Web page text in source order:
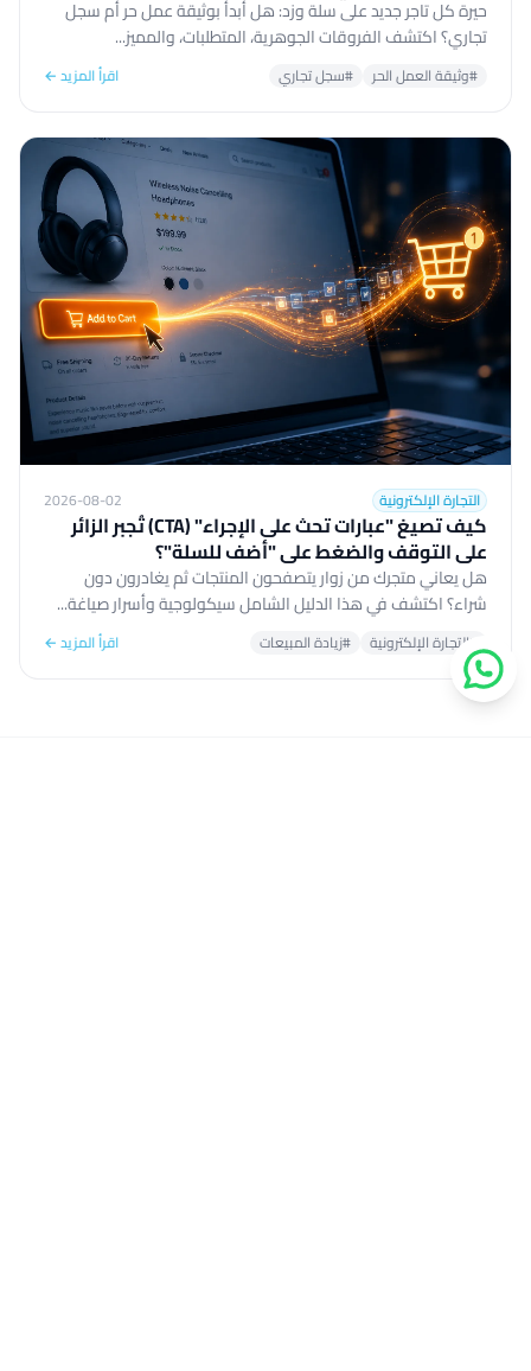
حيرة كل تاجر جديد على سلة وزد: هل أبدأ بوثيقة عمل حر أم سجل
تجاري؟ اكتشف الفروقات الجوهرية، المتطلبات، والمميز...
#وثيقة العمل الحر #سجل تجاري اقرأ المزيد ←
التجارة الإلكترونية 2026-08-02
كيف تصيغ "عبارات تحث على الإجراء" (CTA) تُجبر الزائر
على التوقف والضغط على "أضف للسلة"؟
هل يعاني متجرك من زوار يتصفحون المنتجات ثم يغادرون دون
شراء؟ اكتشف في هذا الدليل الشامل سيكولوجية وأسرار صياغة...
#التجارة الإلكترونية #زيادة المبيعات اقرأ المزيد ←